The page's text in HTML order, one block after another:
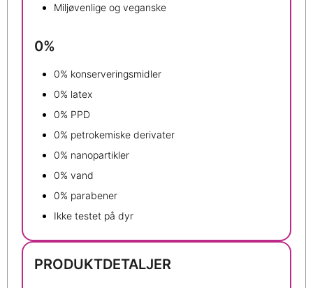
Miljøvenlige og veganske
0%
0% konserveringsmidler
0% latex
0% PPD
0% petrokemiske derivater
0% nanopartikler
0% vand
0% parabener
Ikke testet på dyr
PRODUKTDETALJER